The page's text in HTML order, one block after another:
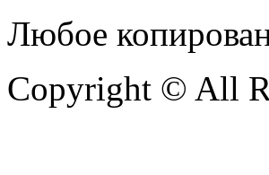
Любое
Copyright © All